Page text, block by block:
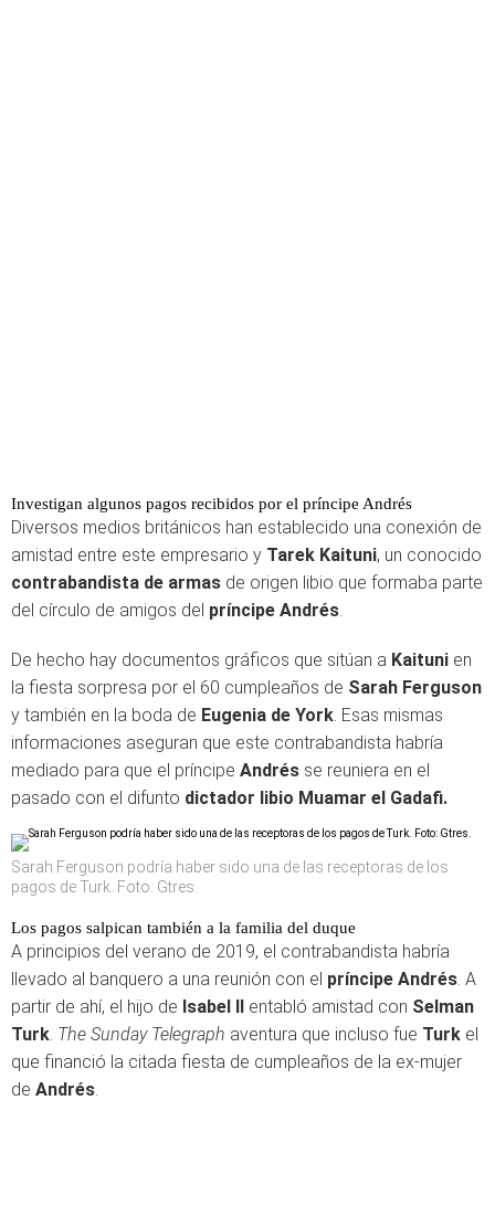
Investigan algunos pagos recibidos por el príncipe Andrés
Diversos medios británicos han establecido una conexión de
amistad entre este empresario y Tarek Kaituni, un conocido
contrabandista de armas de origen libio que formaba parte
del círculo de amigos del príncipe Andrés.
De hecho hay documentos gráficos que sitúan a Kaituni en
la fiesta sorpresa por el 60 cumpleaños de Sarah Ferguson
y también en la boda de Eugenia de York. Esas mismas
informaciones aseguran que este contrabandista habría
mediado para que el príncipe Andrés se reuniera en el
pasado con el difunto dictador libio Muamar el Gadafi.
Sarah Ferguson podría haber sido una de las receptoras de los
pagos de Turk. Foto: Gtres.
Los pagos salpican también a la familia del duque
A principios del verano de 2019, el contrabandista habría
llevado al banquero a una reunión con el príncipe Andrés. A
partir de ahí, el hijo de Isabel II entabló amistad con Selman
Turk. The Sunday Telegraph aventura que incluso fue Turk el
que financió la citada fiesta de cumpleaños de la ex-mujer
de Andrés.